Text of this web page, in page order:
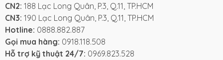
CN2: 188 Lạc Long Quân, P.3, Q.11, TP.HCM
CN3: 190 Lạc Long Quân, P.3, Q.11, TP.HCM
Hotline: 0888.882.887
Gọi mua hàng: 0918.118.508
Hỗ trợ kỹ thuật 24/7: 0969.823.528